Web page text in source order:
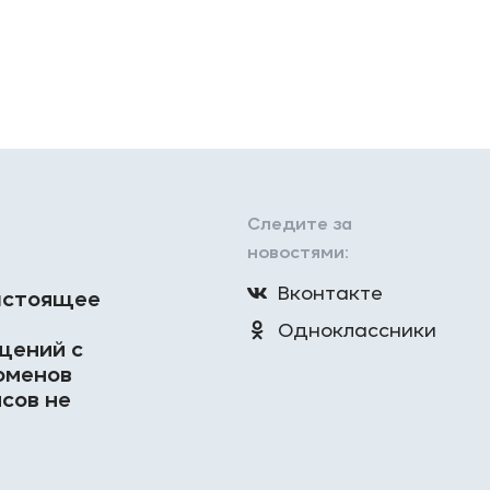
с
не
Следите за
новостями:
Вконтакте
Одноклассники